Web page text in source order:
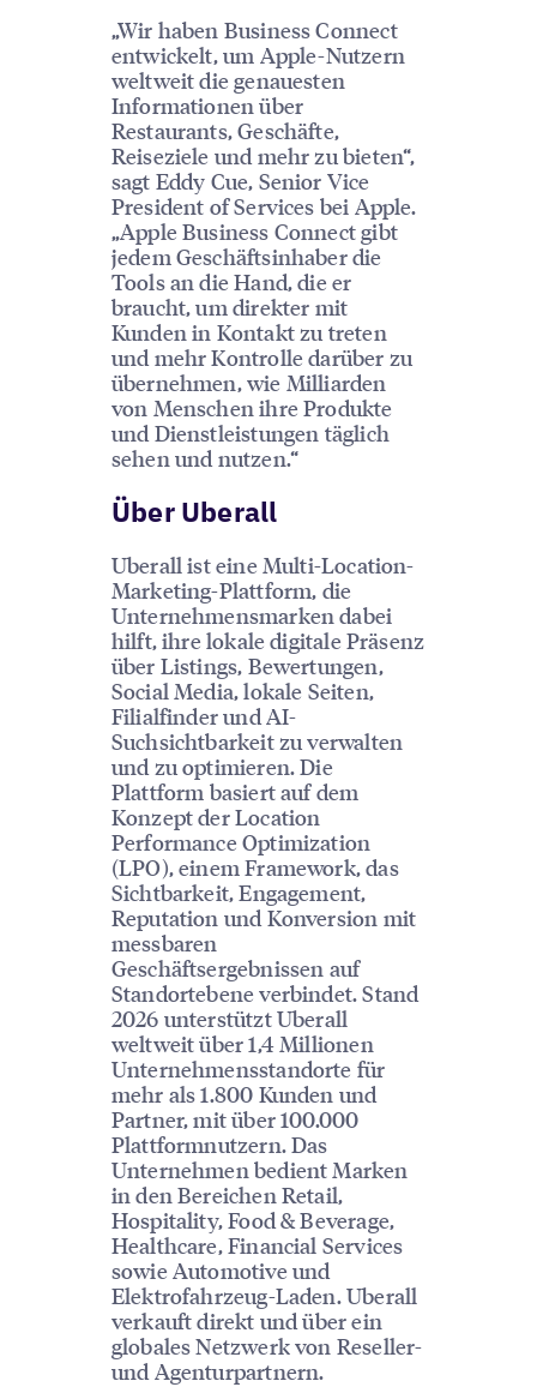
„Wir haben Business Connect
entwickelt, um Apple-Nutzern
weltweit die genauesten
Informationen über
Restaurants, Geschäfte,
Reiseziele und mehr zu bieten“,
sagt Eddy Cue, Senior Vice
President of Services bei Apple.
„Apple Business Connect gibt
jedem Geschäftsinhaber die
Tools an die Hand, die er
braucht, um direkter mit
Kunden in Kontakt zu treten
und mehr Kontrolle darüber zu
übernehmen, wie Milliarden
von Menschen ihre Produkte
und Dienstleistungen täglich
sehen und nutzen.“
Über Uberall
Uberall ist eine Multi-Location-
Marketing-Plattform, die
Unternehmensmarken dabei
hilft, ihre lokale digitale Präsenz
über Listings, Bewertungen,
Social Media, lokale Seiten,
Filialfinder und AI-
Suchsichtbarkeit zu verwalten
und zu optimieren. Die
Plattform basiert auf dem
Konzept der Location
Performance Optimization
(LPO), einem Framework, das
Sichtbarkeit, Engagement,
Reputation und Konversion mit
messbaren
Geschäftsergebnissen auf
Standortebene verbindet. Stand
2026 unterstützt Uberall
weltweit über 1,4 Millionen
Unternehmensstandorte für
mehr als 1.800 Kunden und
Partner, mit über 100.000
Plattformnutzern. Das
Unternehmen bedient Marken
in den Bereichen Retail,
Hospitality, Food & Beverage,
Healthcare, Financial Services
sowie Automotive und
Elektrofahrzeug-Laden. Uberall
verkauft direkt und über ein
globales Netzwerk von Reseller-
und Agenturpartnern.